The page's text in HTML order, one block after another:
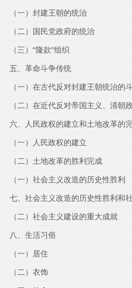
（一）封建王朝的统治
（二）国民党政府的统治
（三）“隆款”组织
五、革命斗争传统
（一）在古代反对封建王朝统治的
（二）在近代反对帝国主义、清朝
六、人民政权的建立和土地改革的
（一）人民政权的建立
（二）土地改革的胜利完成
（一）社会主义改造的历史性胜利
七、社会主义改造的历史性胜利和
（二）社会主义建设的重大成就
八、生活习俗
（一）居住
（二）衣饰